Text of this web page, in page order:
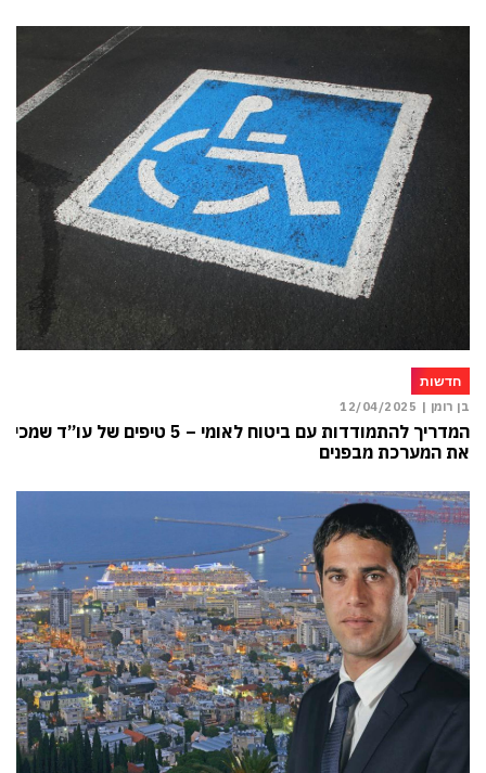
חדשות
בן רומן | 12/04/2025
המדריך להתמודדות עם ביטוח לאומי – 5 טיפים של עו”ד שמכיר
את המערכת מבפנים